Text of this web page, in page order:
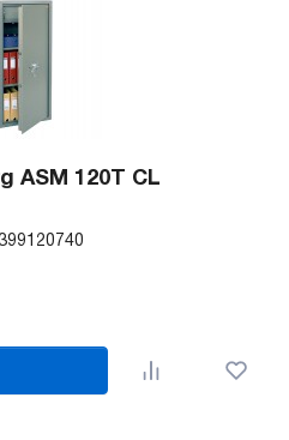
ASM 120T CL